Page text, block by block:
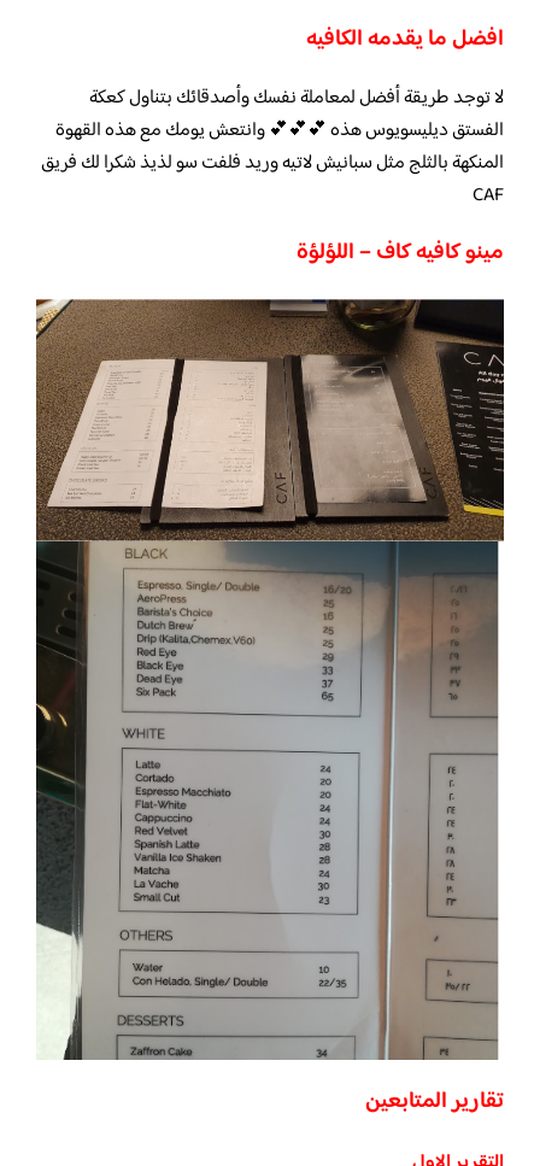
افضل ما يقدمه الكافيه
لا توجد طريقة أفضل لمعاملة نفسك وأصدقائك بتناول كعكة
الفستق ديليسويوس هذه 💕💕💕 وانتعش يومك مع هذه القهوة
المنكهة بالثلج مثل سبانيش لاتيه وريد فلفت سو لذيذ شكرا لك فريق
CAF
مينو كافيه كاف – اللؤلؤة
تقارير المتابعين